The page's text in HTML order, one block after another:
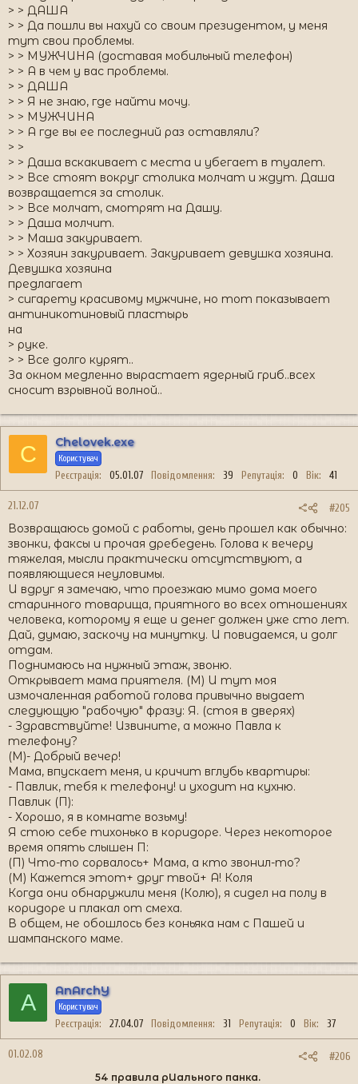
> > ДАША
> > Да пошли вы нахуй со своим президентом, у меня
тут свои проблемы.
> > МУЖЧИНА (доставая мобильный телефон)
> > А в чем у вас проблемы.
> > ДАША
> > Я не знаю, где найти мочу.
> > МУЖЧИНА
> > А где вы ее последний раз оставляли?
> >
> > Даша вскакивает с места и убегает в туалет.
> > Все стоят вокруг столика молчат и ждут. Даша
возвращается за столик.
> > Все молчат, смотрят на Дашу.
> > Даша молчит.
> > Маша закуривает.
> > Хозяин закуривает. Закуривает девушка хозяина.
Девушка хозяина
предлагает
> сигарету красивому мужчине, но тот показывает
антиникотиновый пластырь
на
> руке.
> > Все долго курят..
За окном медленно вырастает ядерный гриб..всех
сносит взрывной волной..
C Chelovek.exe
Користувач
Реєстрація 05.01.07 Повідомлення 39 Репутація 0 Вік 41
21.12.07 #205
Возвращаюсь домой с работы, день прошел как обычно:
звонки, факсы и прочая дребедень. Голова к вечеру
тяжелая, мысли практически отсутствуют, а
появляющиеся неуловимы.
И вдруг я замечаю, что проезжаю мимо дома моего
старинного товарища, приятного во всех отношениях
человека, которому я еще и денег должен уже сто лет.
Дай, думаю, заскочу на минутку. И повидаемся, и долг
отдам.
Поднимаюсь на нужный этаж, звоню.
Открывает мама приятеля. (М) И тут моя
измочаленная работой голова привычно выдает
следующую "рабочую" фразу: Я. (стоя в дверях)
- Здравствуйте! Извините, а можно Павла к
телефону?
(М)- Добрый вечер!
Мама, впускает меня, и кричит вглубь квартиры:
- Павлик, тебя к телефону! и уходит на кухню.
Павлик (П):
- Хорошо, я в комнате возьму!
Я стою себе тихонько в коридоре. Через некоторое
время опять слышен П:
(П) Что-то сорвалось+ Мама, а кто звонил-то?
(М) Кажется этот+ друг твой+ А! Коля
Когда они обнаружили меня (Колю), я сидел на полу в
коридоре и плакал от смеха.
В общем, не обошлось без коньяка нам с Пашей и
шампанского маме.
A AnArchY
Користувач
Реєстрація 27.04.07 Повідомлення 31 Репутація 0 Вік 37
01.02.08
#206
54 правила рИального панка.